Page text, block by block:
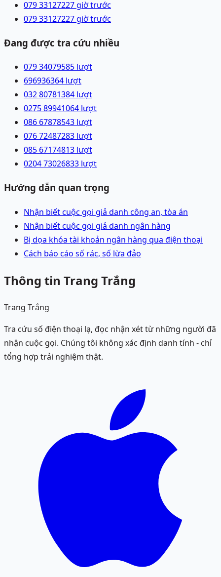
079 33127227 giờ trước
079 33127227 giờ trước
Đang được tra cứu nhiều
079 34079585 lượt
696936364 lượt
032 80781384 lượt
0275 89941064 lượt
086 67878543 lượt
076 72487283 lượt
085 67174813 lượt
0204 73026833 lượt
Hướng dẫn quan trọng
Nhận biết cuộc gọi giả danh công an, tòa án
Nhận biết cuộc gọi giả danh ngân hàng
Bị dọa khóa tài khoản ngân hàng qua điện thoại
Cách báo cáo số rác, số lừa đảo
Thông tin Trang Trắng
Trang Trắng
Tra cứu số điện thoại lạ, đọc nhận xét từ những người đã
nhận cuộc gọi. Chúng tôi không xác định danh tính - chỉ
tổng hợp trải nghiệm thật.